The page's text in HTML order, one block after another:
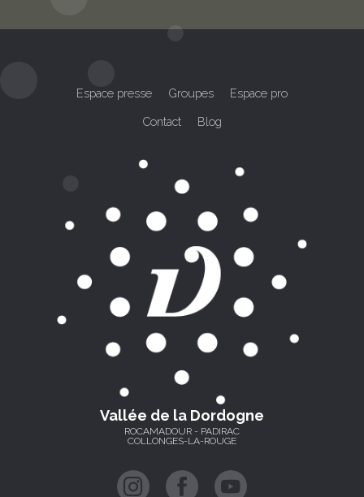
Espace presse Groupes Espace pro
Contact Blog
Vallée de la Dordogne
ROCAMADOUR - PADIRAC
COLLONGES-LA-ROUGE